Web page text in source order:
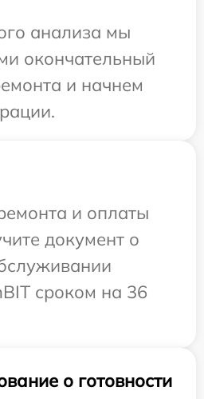
анализа мы
окончательный
и начнем
и оплаты
документ о
сроком на 36
о готовности